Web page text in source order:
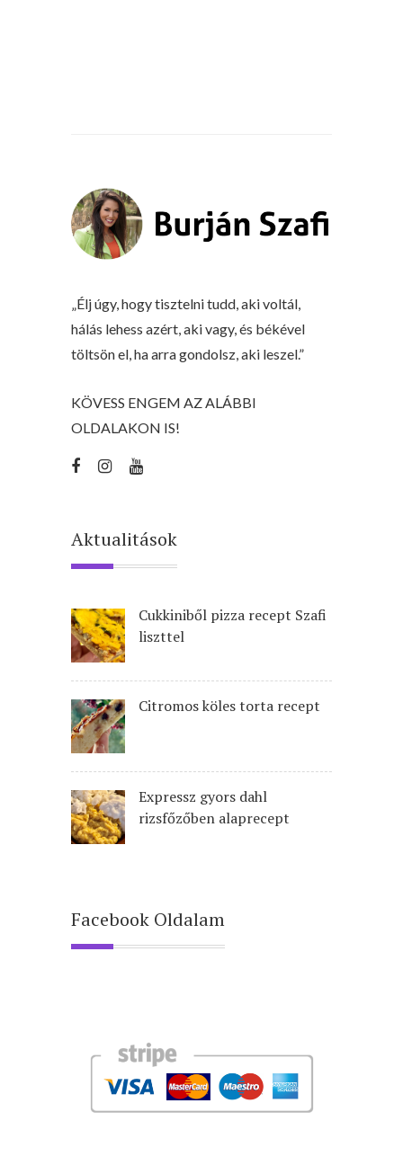
„Élj úgy, hogy tisztelni tudd, aki voltál,
hálás lehess azért, aki vagy, és békével
töltsön el, ha arra gondolsz, aki leszel.”
KÖVESS ENGEM AZ ALÁBBI
OLDALAKON IS!
Aktualitások
Cukkiniből pizza recept Szafi
liszttel
Citromos köles torta recept
Expressz gyors dahl
rizsfőzőben alaprecept
Facebook Oldalam